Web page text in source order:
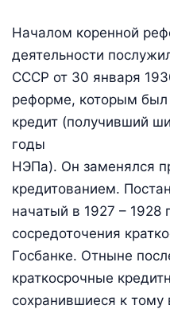
Началом коренной
деятельности
СССР от 30 января
реформе, которым
кредит (получивший
годы
НЭПа). Он заменялся
кредитованием.
начатый в 1927 – 1928
сосредоточения
Госбанке. Отныне
краткосрочные
сохранившиеся к тому